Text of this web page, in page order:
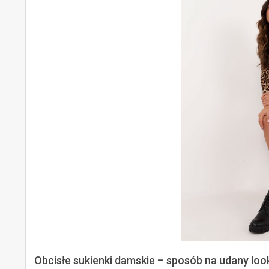
Obcisłe sukienki damskie – sposób na udany